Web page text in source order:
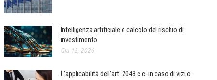
Intelligenza artificiale e calcolo del rischio di
investimento
Giu 15, 2026
L’applicabilità dell’art. 2043 c.c. in caso di vizi o